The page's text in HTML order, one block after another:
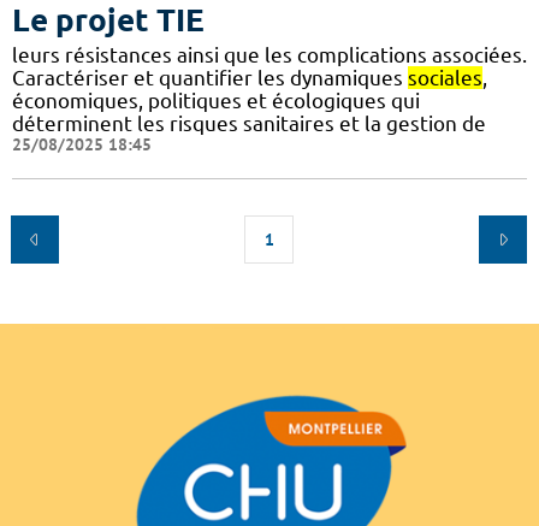
Le projet TIE
leurs résistances ainsi que les complications associées.
Caractériser et quantifier les dynamiques sociales
économiques, politiques et écologiques qui
déterminent les risques sanitaires et la gestion de
25/08/2025 18:45
1